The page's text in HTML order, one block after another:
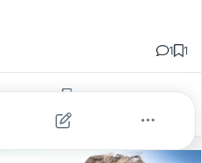
1 1
Salvar